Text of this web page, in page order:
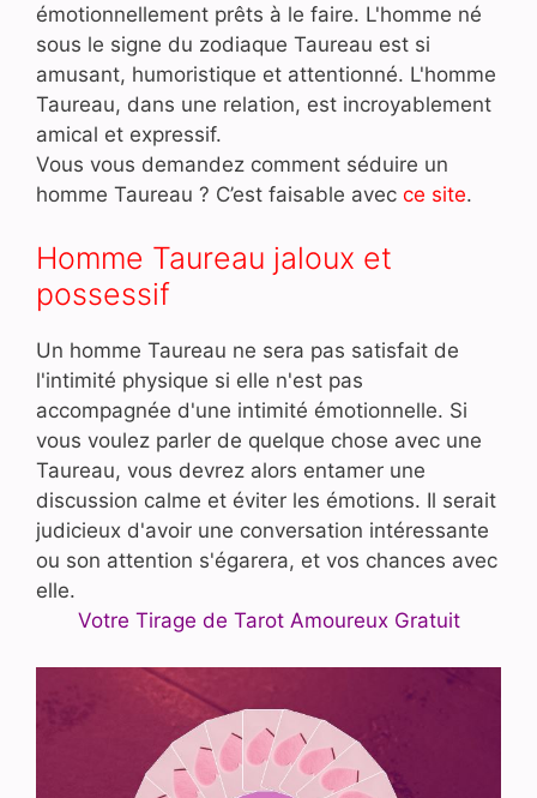
émotionnellement prêts à le faire. L'homme né
sous le signe du zodiaque Taureau est si
amusant, humoristique et attentionné. L'homme
Taureau, dans une relation, est incroyablement
amical et expressif.
Vous vous demandez comment séduire un
homme Taureau ? C’est faisable avec ce site.
Homme Taureau jaloux et
possessif
Un homme Taureau ne sera pas satisfait de
l'intimité physique si elle n'est pas
accompagnée d'une intimité émotionnelle. Si
vous voulez parler de quelque chose avec une
Taureau, vous devrez alors entamer une
discussion calme et éviter les émotions. Il serait
judicieux d'avoir une conversation intéressante
ou son attention s'égarera, et vos chances avec
elle.
Votre Tirage de Tarot Amoureux Gratuit